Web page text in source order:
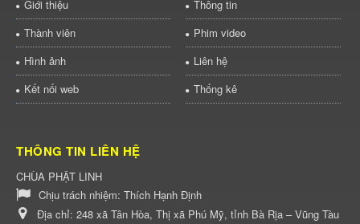
Giới thiệu
Thông tin
Thành viên
Phim video
Hình ảnh
Liên hệ
Kết nối web
Thống kê
THÔNG TIN LIÊN HỆ
CHÙA PHẬT LINH
Chịu trách nhiệm: Thích Hạnh Định
Địa chỉ: 248 xã Tân Hòa, Thị xã Phú Mỹ, tỉnh Bà Rịa – Vũng Tàu